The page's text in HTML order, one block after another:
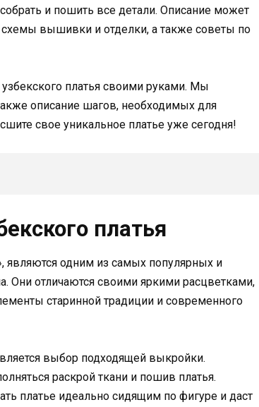
и пошить все детали. Описание может
вышивки и отделки, а также советы по
платья своими руками. Мы
описание шагов, необходимых для
свое уникальное платье уже сегодня!
платья
являются одним из самых популярных и
Они отличаются своими яркими расцветками,
старинной традиции и современного
выбор подходящей выкройки.
раскрой ткани и пошив платья.
платье идеально сидящим по фигуре и даст